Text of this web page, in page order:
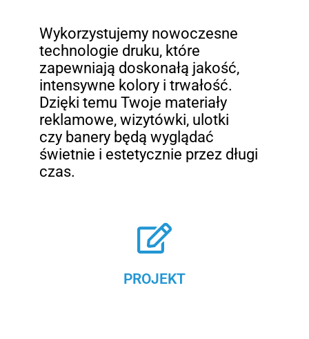
PROJEKT
Wykorzystujemy nowoczesne
technologie druku, które
zapewniają doskonałą jakość,
intensywne kolory i trwałość.
Dzięki temu Twoje materiały
reklamowe, wizytówki, ulotki
czy banery będą wyglądać
świetnie i estetycznie przez długi
czas.